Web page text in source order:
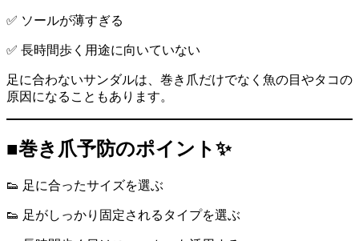
✅ ソールが薄すぎる
✅ 長時間歩く用途に向いていない
足に合わないサンダルは、巻き爪だけでなく魚の目やタコの
原因になることもあります。
■巻き爪予防のポイント✨
👟 足に合ったサイズを選ぶ
👟 足がしっかり固定されるタイプを選ぶ